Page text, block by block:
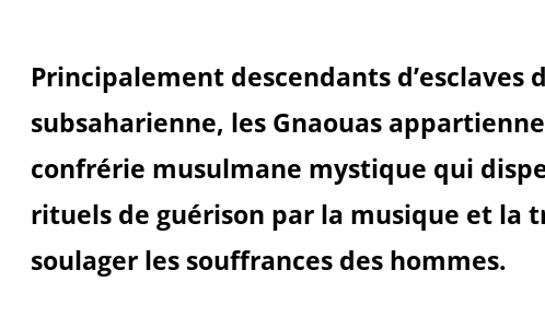
Principalement descendants d’esclaves
subsaharienne, les Gnaouas
confrérie musulmane mystique qui
rituels de guérison par la musique et la
soulager les souffrances des hommes.